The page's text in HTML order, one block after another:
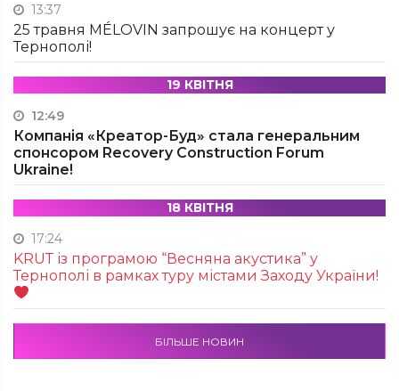
13:37
25 травня MÉLOVIN запрошує на концерт у
Тернополі!
19 КВІТНЯ
12:49
Компанія «Креатор-Буд» стала генеральним
спонсором Recovery Construction Forum
Ukraine!
18 КВІТНЯ
17:24
KRUТ із програмою “Весняна акустика” у
Тернополі в рамках туру містами Заходу України!
БІЛЬШЕ НОВИН